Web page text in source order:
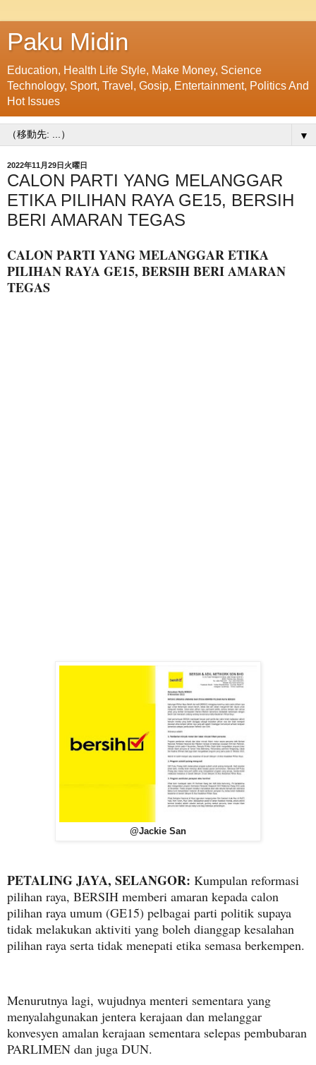
Paku Midin
Education, Health Life Style, Make Money, Science
Technology, Sport, Travel, Gosip, Entertainment, Politics And
Hot Issues
▼
2022年11月29日火曜日
CALON PARTI YANG MELANGGAR
ETIKA PILIHAN RAYA GE15, BERSIH
BERI AMARAN TEGAS
CALON PARTI YANG MELANGGAR ETIKA
PILIHAN RAYA GE15, BERSIH BERI AMARAN
TEGAS
@Jackie San
PETALING JAYA, SELANGOR: Kumpulan reformasi
pilihan raya, BERSIH memberi amaran kepada calon
pilihan raya umum (GE15) pelbagai parti politik supaya
tidak melakukan aktiviti yang boleh dianggap kesalahan
pilihan raya serta tidak menepati etika semasa berkempen.
Menurutnya lagi, wujudnya menteri sementara yang
menyalahgunakan jentera kerajaan dan melanggar
konvesyen amalan kerajaan sementara selepas pembubaran
PARLIMEN dan juga DUN.